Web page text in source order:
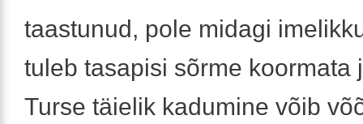
taastunud, pole midagi
tuleb tasapisi sõrme koormata
Turse täielik kadumine võib